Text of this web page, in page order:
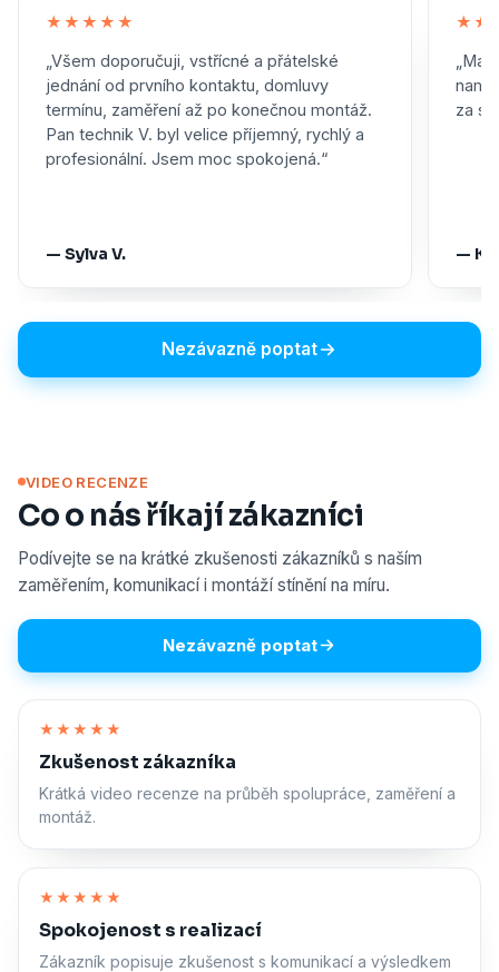
★★★★★
„Všem doporučuji, vstřícné a přátelské
jednání od prvního kontaktu, domluvy
termínu, zaměření až po konečnou montáž.
Pan technik V. byl velice příjemný, rychlý a
profesionální. Jsem moc spokojená.“
— Sylva V.
za
—
Nezávazně poptat
VIDEO RECENZE
Co o nás říkají zákazníci
Podívejte se na krátké zkušenosti zákazníků s naším
zaměřením, komunikací i montáží stínění na míru.
Nezávazně poptat
★★★★★
Zkušenost zákazníka
Krátká video recenze na průběh spolupráce, zaměření a
montáž.
★★★★★
Spokojenost s realizací
Zákazník popisuje zkušenost s komunikací a výsledkem